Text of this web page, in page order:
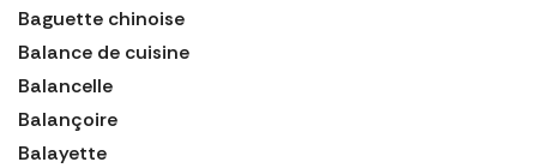
Baguette chinoise
Balance de cuisine
Balancelle
Balançoire
Balayette